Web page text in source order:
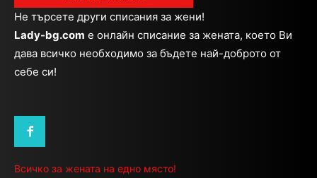
Не търсете други списания за жени!
Lady-bg.com e онлайн списание за жената, което Ви
дава всичко необходимо за бъдете най-доброто от
себе си!
Всичко за жената на едно място!